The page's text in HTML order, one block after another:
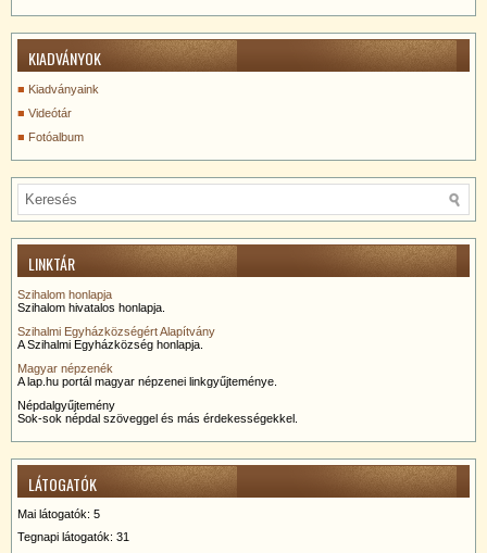
KIADVÁNYOK
Kiadványaink
Videótár
Fotóalbum
LINKTÁR
Szihalom honlapja
Szihalom hivatalos honlapja.
Szihalmi Egyházközségért Alapítvány
A Szihalmi Egyházközség honlapja.
Magyar népzenék
A lap.hu portál magyar népzenei linkgyűjteménye.
Népdalgyűjtemény
Sok-sok népdal szöveggel és más érdekességekkel.
LÁTOGATÓK
Mai látogatók: 5
Tegnapi látogatók: 31